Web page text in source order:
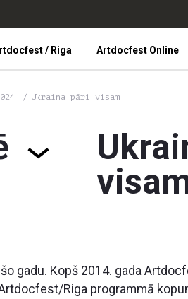
/ Riga Artdocfest Online
Ukraina pāri visam
gadu. Kopš 2014. gada
Riga programmā